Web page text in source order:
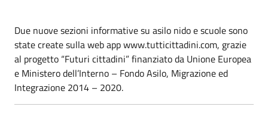
Due nuove sezioni informative su asilo nido e scuole sono
state create sulla web app www.tutticittadini.com, grazie
al progetto “Futuri cittadini” finanziato da Unione Europea
e Ministero dell’Interno – Fondo Asilo, Migrazione ed
Integrazione 2014 – 2020.